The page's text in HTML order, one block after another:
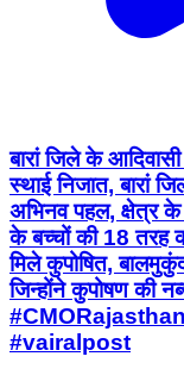
बारां जिले के
स्थाई निजात, बारां
अभिनव पहल, क्षेत्र के
के बच्चों की 18 तरह
मिले कुपोषित,
जिन्होंने कुपोषण की
#vairalpost